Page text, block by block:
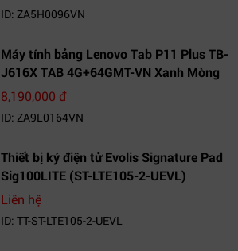
ID: ZA5H0096VN
Máy tính bảng Lenovo Tab P11 Plus TB-
J616X TAB 4G+64GMT-VN Xanh Mòng
Két_ZA9L0164VN
8,190,000 đ
ID: ZA9L0164VN
Thiết bị ký điện tử Evolis Signature Pad
Sig100LITE (ST-LTE105-2-UEVL)
Liên hệ
ID: TT-ST-LTE105-2-UEVL